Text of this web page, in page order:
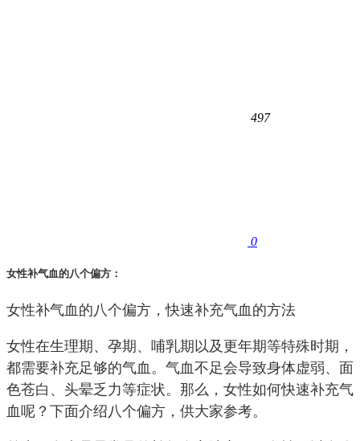
497
0
女性补气血的八个偏方：
女性补气血的八个偏方，快速补充气血的方法
女性在生理期、孕期、哺乳期以及更年期等特殊时期，
都需要补充足够的气血。气血不足会导致身体虚弱、面
色苍白、头晕乏力等症状。那么，女性如何快速补充气
血呢？下面介绍八个偏方，供大家参考。